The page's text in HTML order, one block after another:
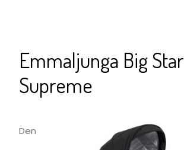
BARNEVOGNE
Emmaljunga Big Star
Supreme
Den